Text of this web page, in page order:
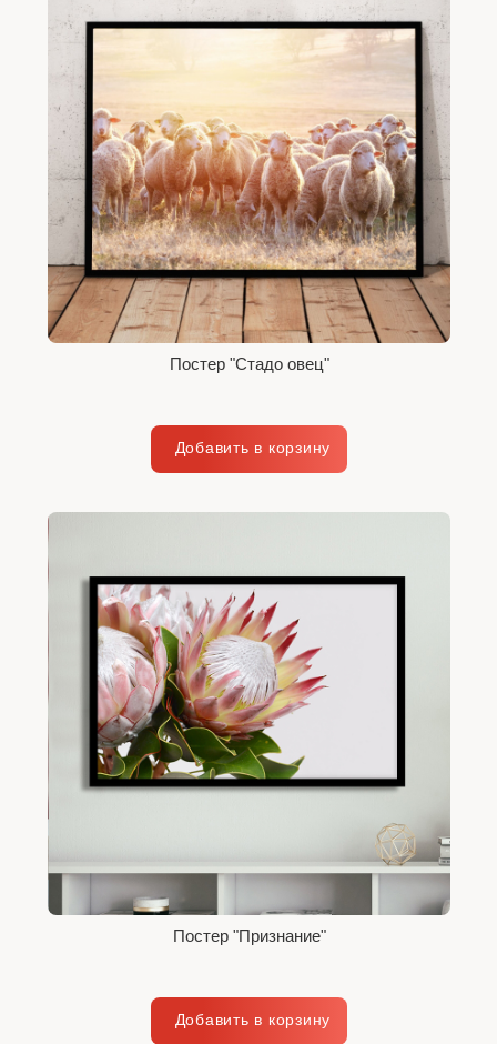
Постер "Стадо овец"
Постер "Признание"